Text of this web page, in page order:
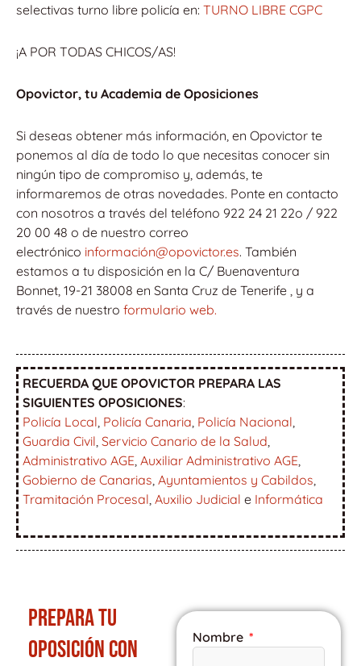
selectivas turno libre policía en: TURNO LIBRE CGPC
¡A POR TODAS CHICOS/AS!
Opovictor, tu Academia de Oposiciones
Si deseas obtener más información, en Opovictor te
ponemos al día de todo lo que necesitas conocer sin
ningún tipo de compromiso y, además, te
informaremos de otras novedades. Ponte en contacto
con nosotros a través del teléfono 922 24 21 22o / 922
20 00 48 o de nuestro correo
electrónico información@opovictor.es. También
estamos a tu disposición en la C/ Buenaventura
Bonnet, 19-21 38008 en Santa Cruz de Tenerife , y a
través de nuestro formulario web.
RECUERDA QUE OPOVICTOR PREPARA LAS
SIGUIENTES OPOSICIONES:
Policía Local, Policía Canaria, Policía Nacional,
Guardia Civil, Servicio Canario de la Salud,
Administrativo AGE, Auxiliar Administrativo AGE,
Gobierno de Canarias, Ayuntamientos y Cabildos,
Tramitación Procesal, Auxilio Judicial e Informática
PREPARA TU
OPOSICIÓN CON
Nombre